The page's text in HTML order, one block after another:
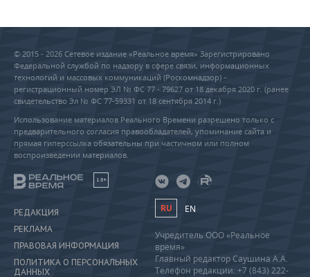
© 2015 - 2026 Сетевое издание «Реальное время» Зарегистрировано
Федеральной службой по надзору в сфере связи, информационных
технологий и массовых коммуникаций (Роскомнадзор) –
регистрационный номер ЭЛ № ФС 77 - 79627 от 18 декабря 2020 г. (ранее
свидетельство Эл № ФС 77-59331 от 18 сентября 2014 г.)
Использование материалов Реального Времени разрешено только с
предварительного согласия правообладателей, упоминание сайта и
прямая гиперссылка обязательны при частичном или полном
воспроизведении материалов.
18+
РЕДАКЦИЯ
РЕКЛАМА
ПРАВОВАЯ ИНФОРМАЦИЯ
ПОЛИТИКА О ПЕРСОНАЛЬНЫХ
ДАННЫХ
RU EN
Учредитель ООО «Реальное
время»
Главный редактор Саушина А.А.
Телефон редакции: +7 (843) 222-